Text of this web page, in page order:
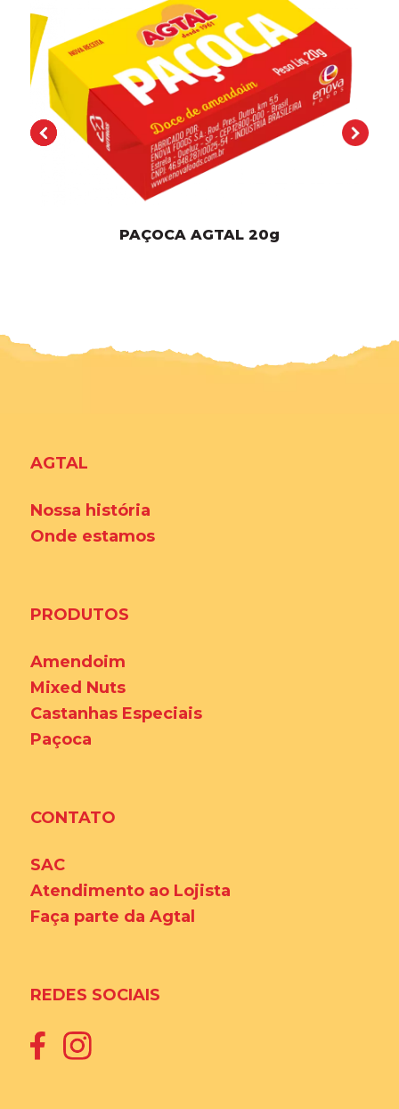
PAÇOCA AGTAL 20g
AGTAL
Nossa história
Onde estamos
PRODUTOS
Amendoim
Mixed Nuts
Castanhas Especiais
Paçoca
CONTATO
SAC
Atendimento ao Lojista
Faça parte da Agtal
REDES SOCIAIS